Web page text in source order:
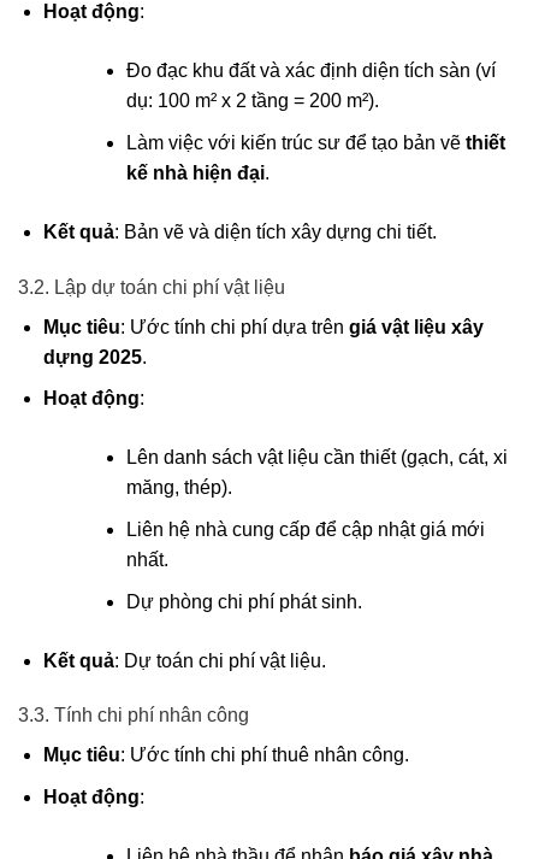
Hoạt động:
Đo đạc khu đất và xác định diện tích sàn (ví
dụ: 100 m² x 2 tầng = 200 m²).
Làm việc với kiến trúc sư để tạo bản vẽ thiết
kế nhà hiện đại.
Kết quả: Bản vẽ và diện tích xây dựng chi tiết.
3.2. Lập dự toán chi phí vật liệu
Mục tiêu: Ước tính chi phí dựa trên giá vật liệu xây
dựng 2025.
Hoạt động:
Lên danh sách vật liệu cần thiết (gạch, cát, xi
măng, thép).
Liên hệ nhà cung cấp để cập nhật giá mới
nhất.
Dự phòng chi phí phát sinh.
Kết quả: Dự toán chi phí vật liệu.
3.3. Tính chi phí nhân công
Mục tiêu: Ước tính chi phí thuê nhân công.
Hoạt động: